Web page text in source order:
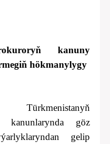
kanuny
hökmanylygy
kanunlarynda göz
gelip